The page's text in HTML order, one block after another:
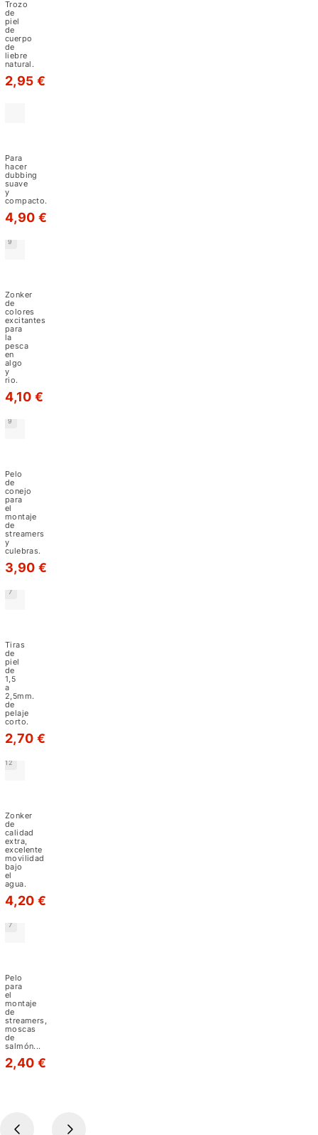
En
el
caso
de
las
se
usa
como
material
y
moscas
secas.
Últimamente,
las
pieles
materiales
artificiales.
El
pelo
de
el
montaje
de
unos
buenos
streamers.
Trozo
de
piel
de
cuerpo
de
liebre
natural.
2,95 €
Topo
Para
hacer
dubbing
suave
y
compacto.
4,90 €
9
Zonker
de
colores
excitantes
para
la
pesca
en
algo
y
rio.
4,10 €
9
Rabbit
Strips
Hareline
Pelo
de
conejo
para
el
montaje
de
streamers
y
culebras.
3,90 €
7
Hends
Tiras
de
piel
de
1,5
a
2,5mm.
de
pelaje
corto.
2,70 €
12
Strip
Flybox
Zonker
de
calidad
extra,
excelente
movilidad
bajo
el
agua.
4,20 €
7
Pelo
para
el
montaje
de
streamers,
moscas
de
salmón...
2,40 €